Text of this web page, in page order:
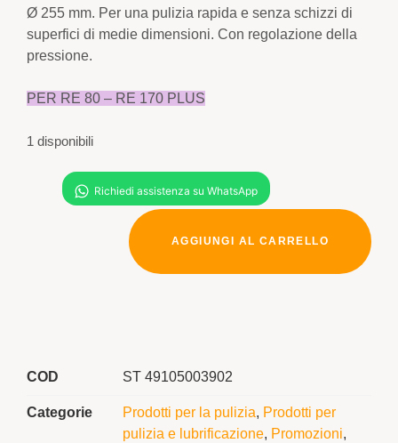
Ø 255 mm. Per una pulizia rapida e senza schizzi di
superfici di medie dimensioni. Con regolazione della
pressione.
PER RE 80 – RE 170 PLUS
1 disponibili
AGGIUNGI AL CARRELLO
COD ST 49105003902
Categorie Prodotti per la pulizia, Prodotti per
pulizia e lubrificazione, Promozioni,